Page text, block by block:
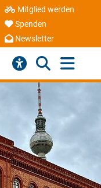
Mitglied werden
Spenden
Newsletter